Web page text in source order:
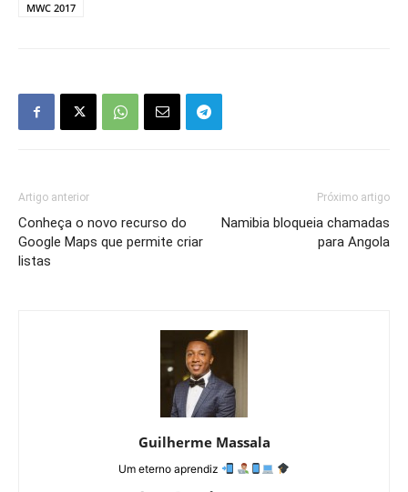
MWC 2017
Artigo anterior
Conheça o novo recurso do
Google Maps que permite criar
listas
Próximo artigo
Namibia bloqueia chamadas
para Angola
Guilherme Massala
Um eterno aprendiz